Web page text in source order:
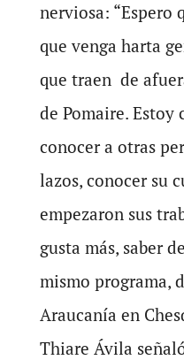
nerviosa: “Espero
que venga harta
que traen de
de Pomaire.
conocer a otras
lazos, conocer su
empezaron sus
gusta más, saber
mismo programa,
Araucanía en
Thiare Ávila